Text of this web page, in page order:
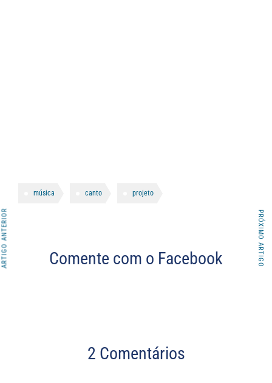
música canto projeto
Comente com o Facebook
2 Comentários
ARTIGO ANTERIOR PRÓXIMO ARTIGO